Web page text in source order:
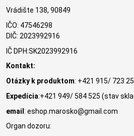
Vrádište 138, 90849
IČO: 47546298
DIČ: 2023992916
IČ DPH:SK2023992916
Kontakt:
Otázky k produktom: +421 915/ 723
Expedícia:+421 949/ 584 525 (stav
email : eshop.marosko@gmail.com
Organ dozoru: